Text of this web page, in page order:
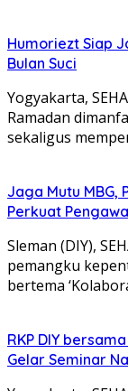
Humoriezt Siap
Bulan Suci
Yogyakarta,
Ramadan
sekaligus
Jaga Mutu MBG,
Perkuat
Sleman (DIY),
pemangku
bertema
RKP DIY
Gelar Seminar